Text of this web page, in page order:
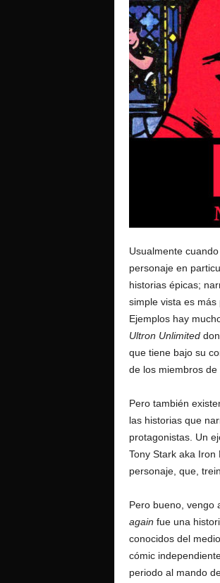
Usualmente
personaje en
historias épicas;
simple vista es
Ejemplos hay
Ultron Unlimited
que tiene bajo su
de los miembros de
Pero también
las historias que
protagonistas. Un
Tony Stark aka
personaje, que,
Pero bueno, vengo
again fue una
conocidos del
cómic
periodo al mando